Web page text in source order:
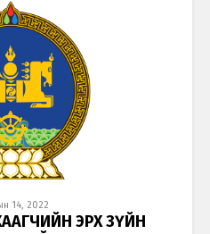
14, 2022
ЭРХ ЗҮЙН
солих